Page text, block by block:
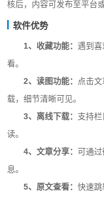
核后，内容可发布至平台
软件优势
1、收藏功能： 遇到喜
看。
2、读图功能：
点击
载，细节清晰可见。
3、离线下载： 支持
读。
4、文章分享： 可通
息。
5、原文查看： 快速